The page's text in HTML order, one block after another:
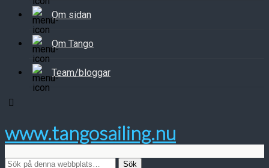
Om sidan
Om Tango
Team/bloggar
www.tangosailing.nu